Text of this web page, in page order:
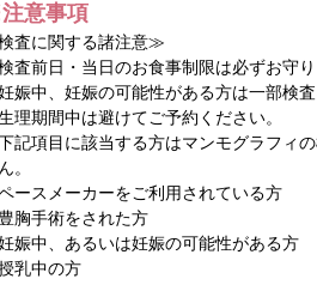
意事項​
査に関する諸注意≫​
検査前日・当日のお食事制限は必ずお守
妊娠中、妊娠の可能性がある方は一部検
生理期間中は避けてご予約ください。​
下記項目に該当する方はマンモグラフィ
。​
ースメーカーをご利用されている方​
胸手術をされた方​
娠中、あるいは妊娠の可能性がある方​
乳中の方​